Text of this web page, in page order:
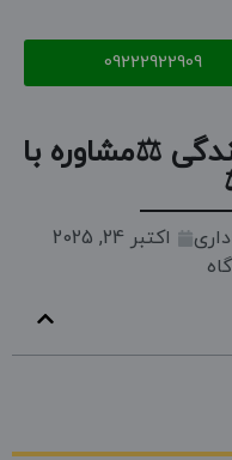
09222922909
⚖️مشاوره با
اکتبر 24, 2025